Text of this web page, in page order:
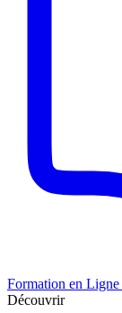
Formation en Ligne
Découvrir